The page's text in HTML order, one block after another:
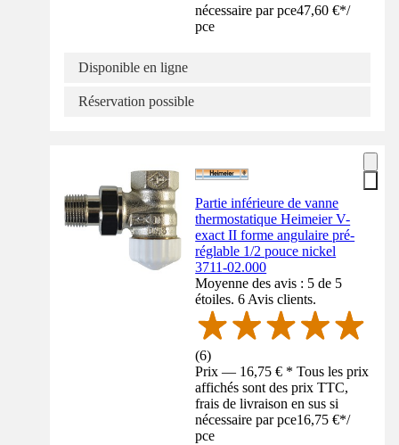
nécessaire par pce47,60 €*/
pce
Disponible en ligne
Réservation possible
Partie inférieure de vanne
thermostatique Heimeier V-
exact II forme angulaire pré-
réglable 1/2 pouce nickel
3711-02.000
Moyenne des avis : 5 de 5
étoiles. 6 Avis clients.
(6)
Prix — 16,75 € * Tous les prix
affichés sont des prix TTC,
frais de livraison en sus si
nécessaire par pce16,75 €*/
pce